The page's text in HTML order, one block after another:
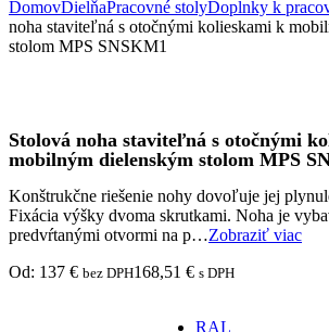
DomovDielňaPracovné stolyDoplnky k
noha staviteľná s otočnými kolieskami k
stolom MPS SNSKM1
Stolová noha staviteľná s otočnými
mobilným dielenským stolom MPS
Konštrukčne riešenie nohy dovoľuje jej
Fixácia výšky dvoma skrutkami. Noha je
predvŕtanými otvormi na p…Zobraziť viac
Od: 137 € bez DPH168,51 € s DPH
RAL